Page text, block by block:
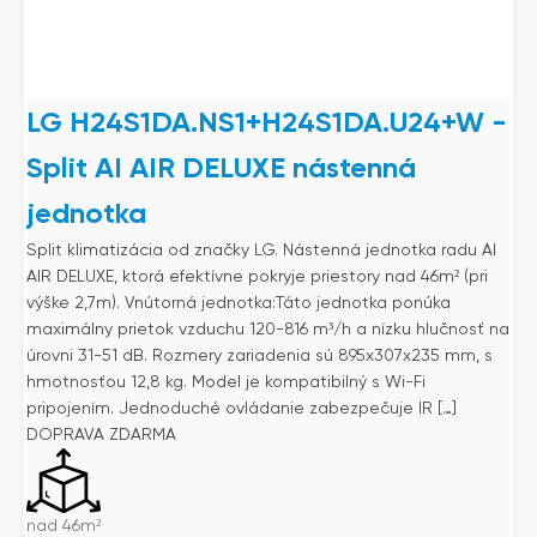
LG H24S1DA.NS1+H24S1DA.U24+W -
Split AI AIR DELUXE nástenná
jednotka
Split klimatizácia od značky LG. Nástenná jednotka radu AI
AIR DELUXE, ktorá efektívne pokryje priestory nad 46m² (pri
výške 2,7m). Vnútorná jednotka:Táto jednotka ponúka
maximálny prietok vzduchu 120-816 m³/h a nízku hlučnosť na
úrovni 31-51 dB. Rozmery zariadenia sú 895x307x235 mm, s
hmotnosťou 12,8 kg. Model je kompatibilný s Wi-Fi
pripojením. Jednoduché ovládanie zabezpečuje IR […]
DOPRAVA ZDARMA
nad 46m²